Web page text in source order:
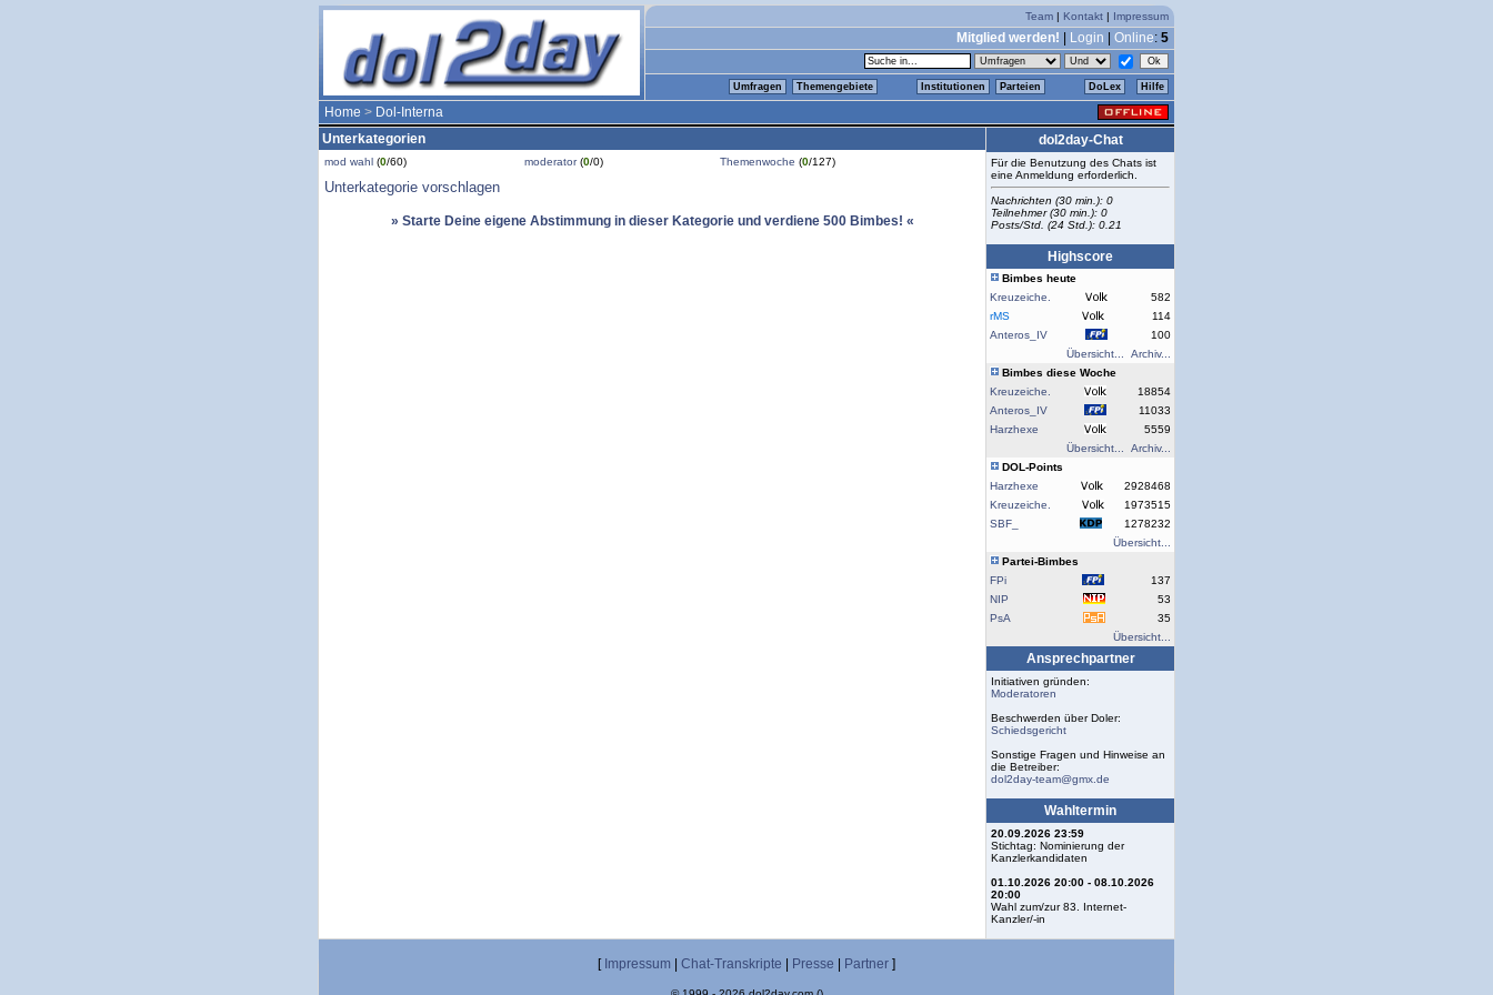
Team | Kontakt | Impressum
Mitglied werden! Login Online: 5
Umfragen Themengebiete Institutionen Parteien DoLex Hilfe
Home > Dol-Interna
Unterkategorien
mod wahl (0/60) moderator(0/0) Themenwoche (0/127)
Unterkategorie vorschlagen
» Starte Deine eigene Abstimmung in dieser Kategorie und verdiene 500 Bimbes! «
dol2day-Chat
Für die Benutzung des Chats ist
eine Anmeldung erforderlich.
Nachrichten (30 min.): 0
Teilnehmer (30 min.): 0
Posts/Std. (24 Std.): 0.21
Highscore
Bimbes heute
Kreuzeiche.
582
rMS
114
Anteros_IV
100
Übersicht...
Archiv...
Bimbes diese Woche
Kreuzeiche.
18854
Anteros_IV
11033
Harzhexe
5559
Übersicht...
Archiv...
DOL-Points
Harzhexe
2928468
Kreuzeiche.
1973515
SBF_
1278232
Übersicht...
Partei-Bimbes
FPi
137
NIP
53
PsA
35
Übersicht...
Ansprechpartner
Initiativen gründen:
Moderatoren
Beschwerden über Doler:
Schiedsgericht
Sonstige Fragen und Hinweise an
die Betreiber:
dol2day-team@gmx.de
Wahltermin
20.09.2026 23:59
Stichtag: Nominierung der
Kanzlerkandidaten
01.10.2026 20:00 - 08.10.2026
20:00
Wahl zum/zur 83. Internet-
Kanzler/-in
[ Impressum Chat-Transkripte Presse Partner ]